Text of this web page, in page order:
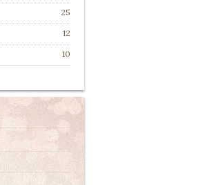
25
12
10